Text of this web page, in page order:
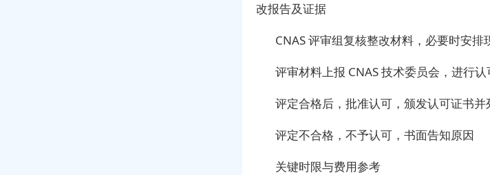
改报告及证据
CNAS 评审组复核整改材料，必要时安排
评审材料上报 CNAS 技术委员会，进行认
评定合格后，批准认可，颁发认可证书
评定不合格，不予认可，书面告知原因
关键时限与费用参考